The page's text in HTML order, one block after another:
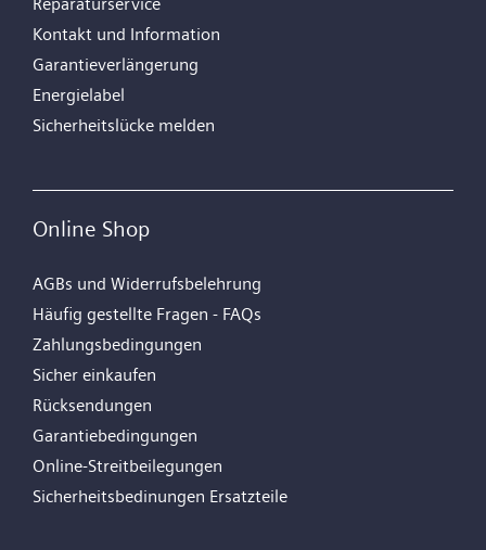
Kontakt und Information
Garantieverlängerung
Energielabel
Sicherheitslücke melden
Online Shop
AGBs und Widerrufsbelehrung
Häufig gestellte Fragen - FAQs
Zahlungsbedingungen
Sicher einkaufen
Rücksendungen
Garantiebedingungen
Online-Streitbeilegungen
Sicherheitsbedinungen Ersatzteile